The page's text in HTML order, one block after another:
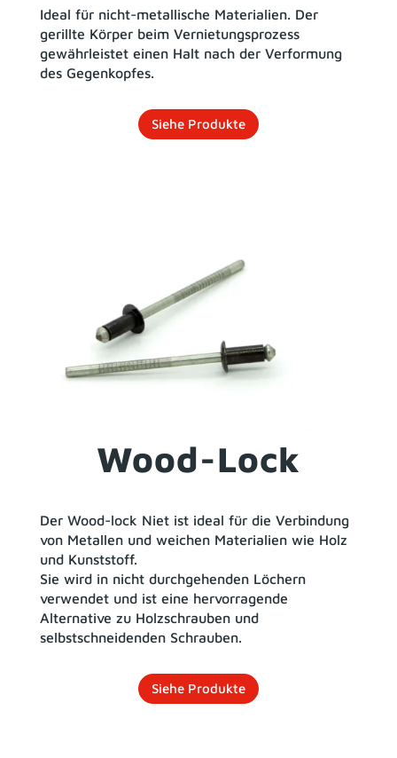
Ideal für nicht-metallische Materialien. Der
gerillte Körper beim Vernietungsprozess
gewährleistet einen Halt nach der Verformung
des Gegenkopfes.
Siehe Produkte
Wood-Lock
Der Wood-lock Niet ist ideal für die Verbindung
von Metallen und weichen Materialien wie Holz
und Kunststoff.
Sie wird in nicht durchgehenden Löchern
verwendet und ist eine hervorragende
Alternative zu Holzschrauben und
selbstschneidenden Schrauben.
Siehe Produkte